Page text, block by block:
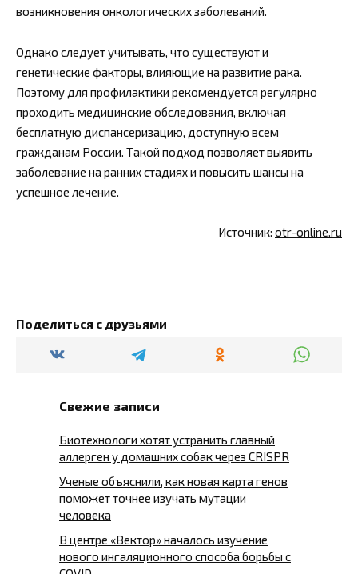
возникновения онкологических заболеваний.
Однако следует учитывать, что существуют и
генетические факторы, влияющие на развитие рака.
Поэтому для профилактики рекомендуется регулярно
проходить медицинские обследования, включая
бесплатную диспансеризацию, доступную всем
гражданам России. Такой подход позволяет выявить
заболевание на ранних стадиях и повысить шансы на
успешное лечение.
Источник: otr-online.ru
Поделиться с друзьями
Свежие записи
Биотехнологи хотят устранить главный
аллерген у домашних собак через CRISPR
Ученые объяснили, как новая карта генов
поможет точнее изучать мутации
человека
В центре «Вектор» началось изучение
нового ингаляционного способа борьбы с